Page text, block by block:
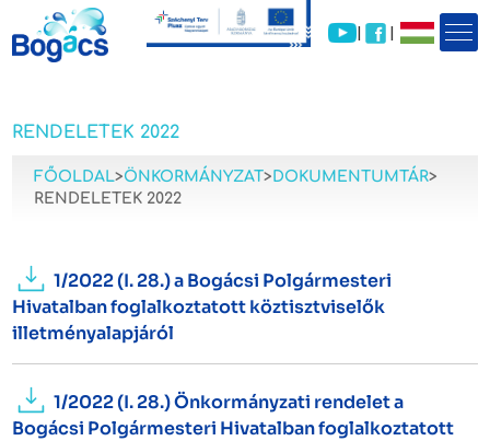
| |
RENDELETEK 2022
FŐOLDAL>ÖNKORMÁNYZAT>DOKUMENTUMTÁR>
RENDELETEK 2022
1/2022 (I. 28.) a Bogácsi Polgármesteri
Hivatalban foglalkoztatott köztisztviselők
illetményalapjáról
1/2022 (I. 28.) Önkormányzati rendelet a
Bogácsi Polgármesteri Hivatalban foglalkoztatott